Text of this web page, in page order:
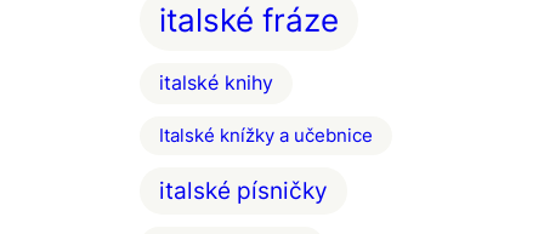
italské fráze
italské knihy
Italské knížky a učebnice
italské písničky